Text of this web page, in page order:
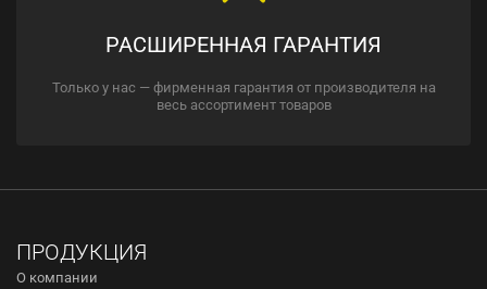
РАСШИРЕННАЯ ГАРАНТИЯ
Только у нас — фирменная гарантия от производителя на
весь ассортимент товаров
ПРОДУКЦИЯ
О компании